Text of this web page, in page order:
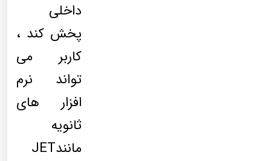
داخلی
پخش کند ،
کاربر می
تواند نرم
افزار های
ثانویه
مانندJET